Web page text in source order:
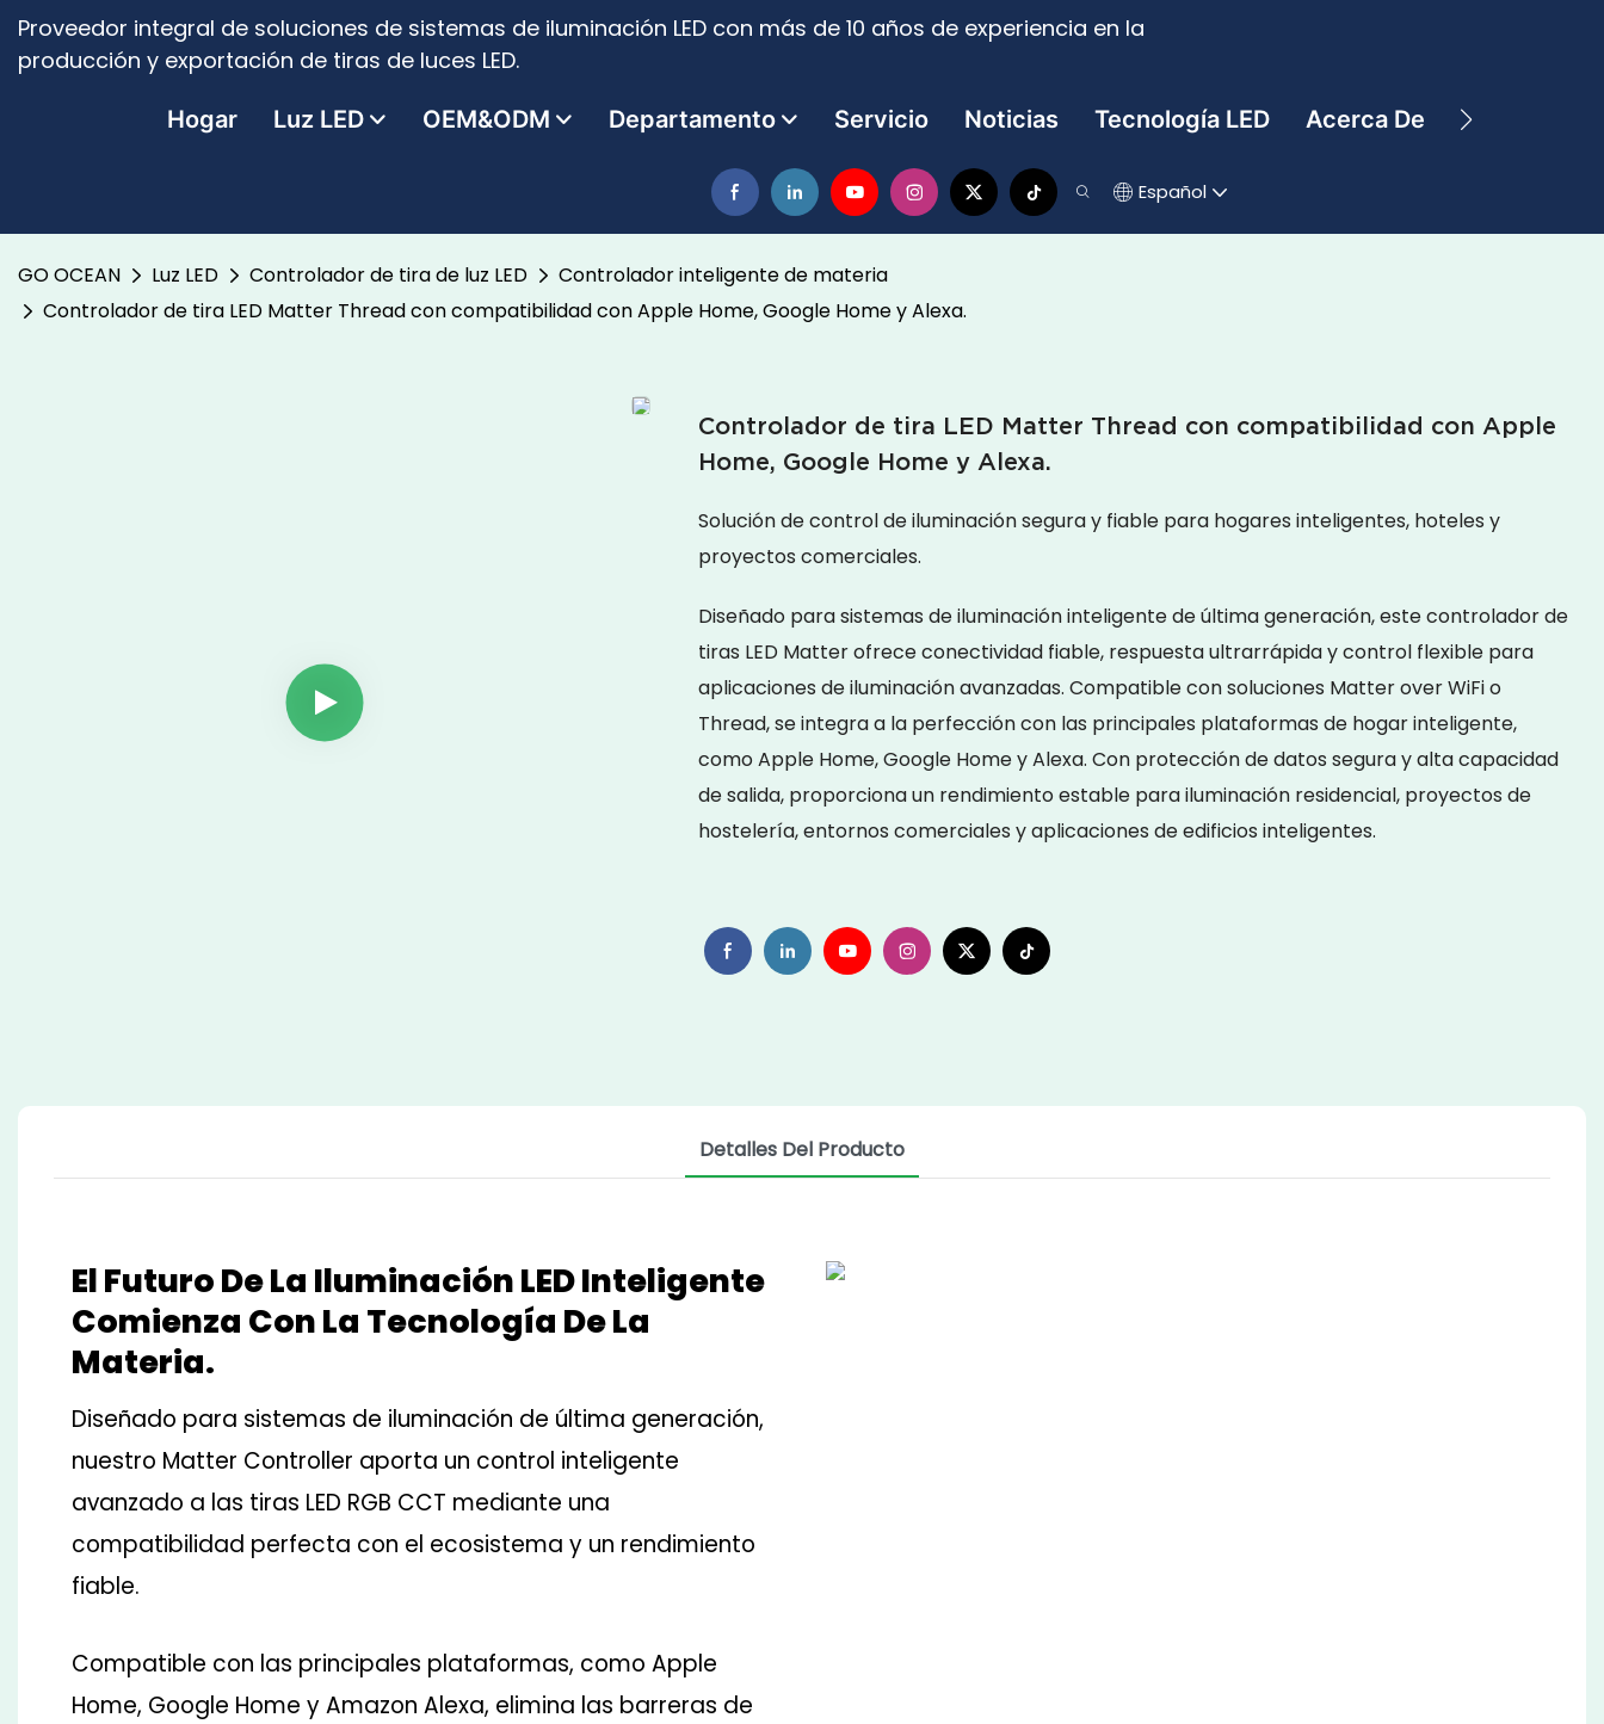
Proveedor integral de soluciones de sistemas de iluminación LED con más de 10 años de experiencia en la
producción y exportación de tiras de luces LED.
Hogar Luz LED OEM&ODM Departamento Servicio Noticias Tecnología LED Acerca De Contacto
Español
GO OCEAN Luz LED Controlador de tira de luz LED
Controlador inteligente de materia
Controlador de tira LED Matter Thread con compatibilidad con Apple Home, Google Home y Alexa.
Controlador de tira LED Matter Thread con compatibilidad con Apple
Home, Google Home y Alexa.
Solución de control de iluminación segura y fiable para hogares inteligentes, hoteles y
proyectos comerciales.
Diseñado para sistemas de iluminación inteligente de última generación, este controlador de
tiras LED Matter ofrece conectividad fiable, respuesta ultrarrápida y control flexible para
aplicaciones de iluminación avanzadas. Compatible con soluciones Matter over WiFi o
Thread, se integra a la perfección con las principales plataformas de hogar inteligente,
como Apple Home, Google Home y Alexa. Con protección de datos segura y alta capacidad
de salida, proporciona un rendimiento estable para iluminación residencial, proyectos de
hostelería, entornos comerciales y aplicaciones de edificios inteligentes.
Detalles Del Producto
El Futuro De La Iluminación LED Inteligente
Comienza Con La Tecnología De La
Materia.
Diseñado para sistemas de iluminación de última generación,
nuestro Matter Controller aporta un control inteligente
avanzado a las tiras LED RGB CCT mediante una
compatibilidad perfecta con el ecosistema y un rendimiento
fiable.
Compatible con las principales plataformas, como Apple
Home, Google Home y Amazon Alexa, elimina las barreras de